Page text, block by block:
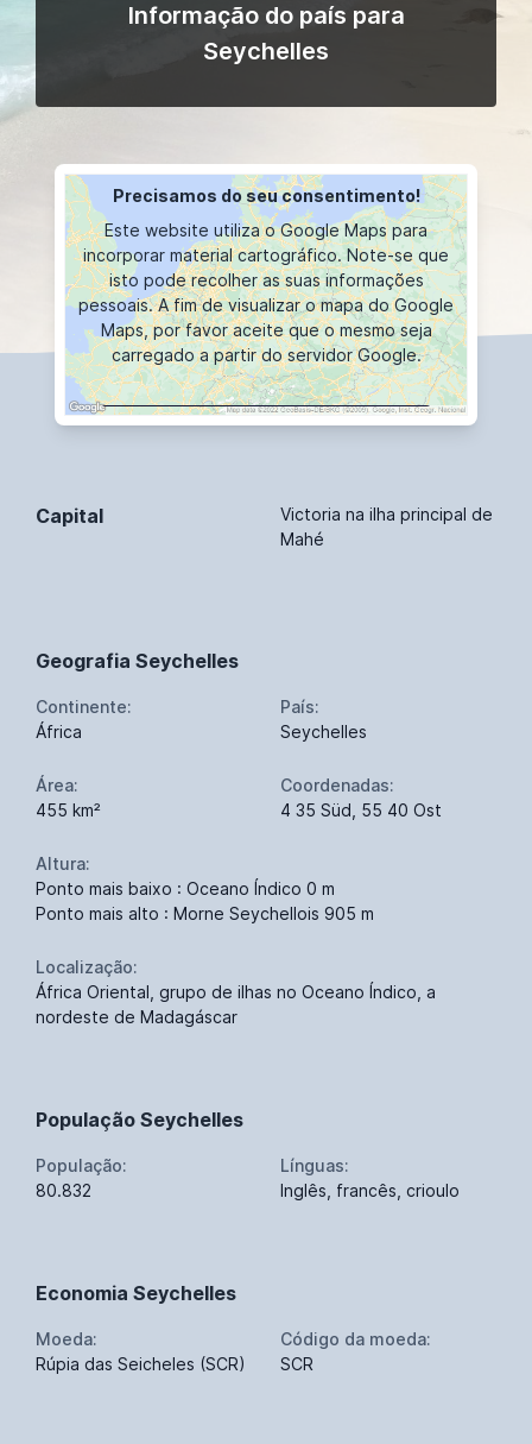
Informação do país para
Seychelles
Precisamos do seu consentimento!
Este website utiliza o Google Maps para
incorporar material cartográfico. Note-se que
isto pode recolher as suas informações
pessoais. A fim de visualizar o mapa do Google
Maps, por favor aceite que o mesmo seja
carregado a partir do servidor Google.
VISUALIZAÇÕES CARTOGRÁFICAS
Capital
Victoria na ilha principal de
Mahé
Geografia Seychelles
Continente:
África
País:
Seychelles
Área:
455 km²
Coordenadas:
4 35 Süd, 55 40 Ost
Altura:
Ponto mais baixo : Oceano Índico 0 m
Ponto mais alto : Morne Seychellois 905 m
Localização:
África Oriental, grupo de ilhas no Oceano Índico, a
nordeste de Madagáscar
População Seychelles
População:
80.832
Línguas:
Inglês, francês, crioulo
Economia Seychelles
Moeda:
Rúpia das Seicheles (SCR)
Código da moeda:
SCR